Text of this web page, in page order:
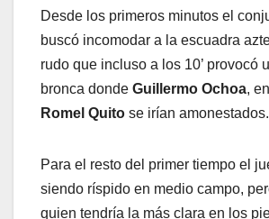
Desde los primeros minutos el
buscó incomodar a la escuadra
rudo que incluso a los 10’ provocó
bronca donde Guillermo Ochoa,
Romel Quito se irían amonestados.
Para el resto del primer tiempo el
siendo ríspido en medio campo,
quien tendría la más clara en los